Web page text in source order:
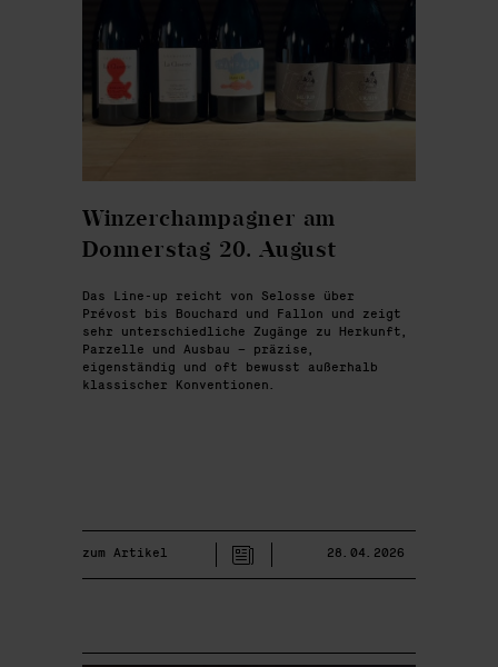
Winzerchampagner am
Donnerstag 20. August
Das Line-up reicht von Selosse über
Prévost bis Bouchard und Fallon und zeigt
sehr unterschiedliche Zugänge zu Herkunft,
Parzelle und Ausbau – präzise,
eigenständig und oft bewusst außerhalb
klassischer Konventionen.
zum Artikel 28.04.2026